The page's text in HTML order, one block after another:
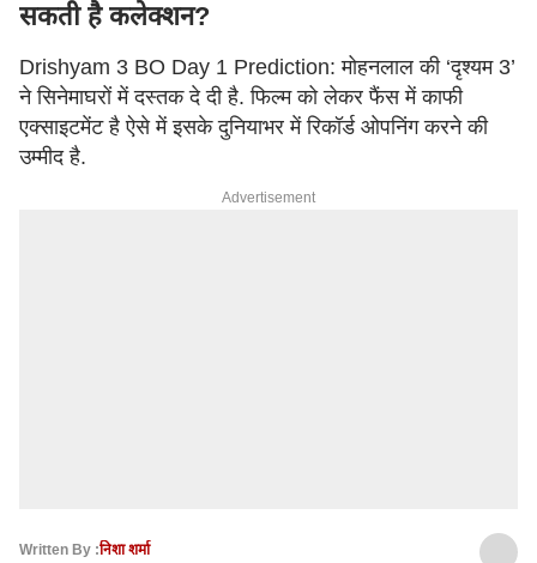
सकती है कलेक्शन?
Drishyam 3 BO Day 1 Prediction: मोहनलाल की ‘दृश्यम 3’
ने सिनेमाघरों में दस्तक दे दी है. फिल्म को लेकर फैंस में काफी
एक्साइटमेंट है ऐसे में इसके दुनियाभर में रिकॉर्ड ओपनिंग करने की
उम्मीद है.
Advertisement
Written By :निशा शर्मा